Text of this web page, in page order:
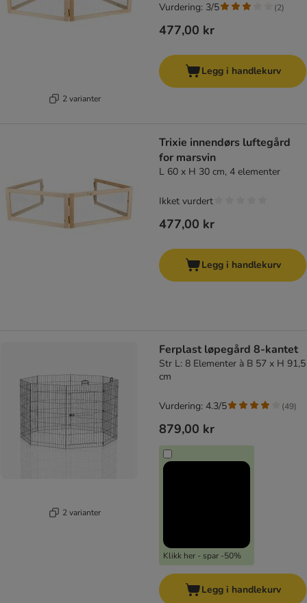
2 varianter
477,00 kr
Vurdering: 3/5 (2)
Legg i handlekurv
Trixie innendørs luftegård
for marsvin
L 60 x H 30 cm, 4 elementer
477,00 kr
Ikket vurdert
Legg i handlekurv
2 varianter
Ferplast løpegård 8-kantet
Str L: 8 Elementer à B 57 x H 91,5
cm
879,00 kr
Klikk her - spar -50%
Vurdering: 4.3/5 (49)
Legg i handlekurv